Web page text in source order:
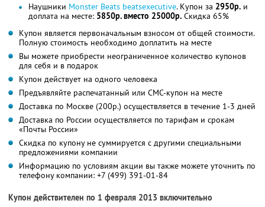
Наушники Monster Beats beatsexecutive. Купон за 2950р. и
доплата на месте: 5850р. вместо 25000р. Скидка 65%
Купон является первоначальным взносом от общей стоимости.
Полную стоимость необходимо доплатить на месте
Вы можете приобрести неограниченное количество купонов
для себя и в подарок
Купон действует на одного человека
Предъявляйте распечатанный или СМС-купон на месте
Доставка по Москве (200р.) осуществляется в течение 1-3 дней
Доставка по России осуществляется по тарифам и срокам
«Почты России»
Скидка по купону не суммируется с другими специальными
предложениями компании
Информацию по условиям акции вы также можете уточнить по
телефону компании: +7 (499) 391-01-84
Купон действителен по 1 февраля 2013 включительно